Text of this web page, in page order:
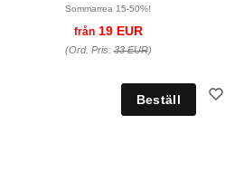
Sommarrea 15-50%!
från19 EUR
(Ord. Pris:33 EUR)